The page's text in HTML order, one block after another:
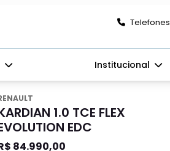
Telefones
Institucional
1.0 TCE FLEX
EDC
84.990,00